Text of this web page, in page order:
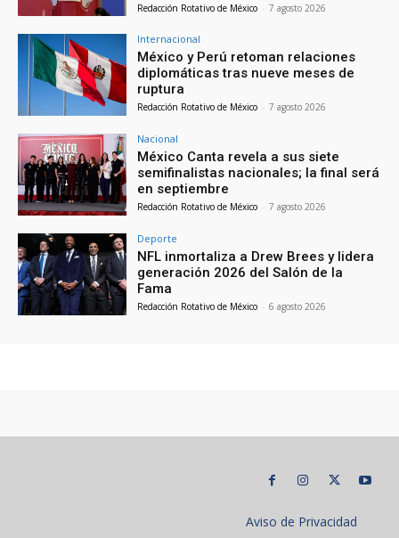
Redacción Rotativo de México - 7 agosto 2026
Internacional
México y Perú retoman relaciones
diplomáticas tras nueve meses de
ruptura
Redacción Rotativo de México - 7 agosto 2026
Nacional
México Canta revela a sus siete
semifinalistas nacionales; la final será
en septiembre
Redacción Rotativo de México - 7 agosto 2026
Deporte
NFL inmortaliza a Drew Brees y lidera
generación 2026 del Salón de la
Fama
Redacción Rotativo de México - 6 agosto 2026
Aviso de Privacidad